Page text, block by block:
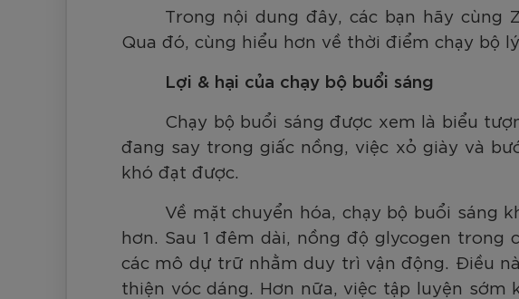
779.000VNĐ
Bóng Pickleball
Khung lưới Pickleball
Quần áo Pickleball
Phụ kiện Pickleball
BST Pickleball Zocker Junior
2.890.000 VNĐ
1.690.000VNĐ
1.690.000VNĐ
569.000VNĐ
Trong nội dung đây, các bạn hãy cùng
Qua đó, cùng hiểu hơn về thời điểm chạy bộ
Lợi & hại của chạy bộ buổi sáng
Chạy bộ buổi sáng được xem là biểu
đang say trong giấc nồng, việc xỏ giày và
khó đạt được.
Về mặt chuyển hóa, chạy bộ buổi sáng
hơn. Sau 1 đêm dài, nồng độ glycogen trong
các mô dự trữ nhằm duy trì vận động. Điều
thiện vóc dáng. Hơn nữa, việc tập luyện